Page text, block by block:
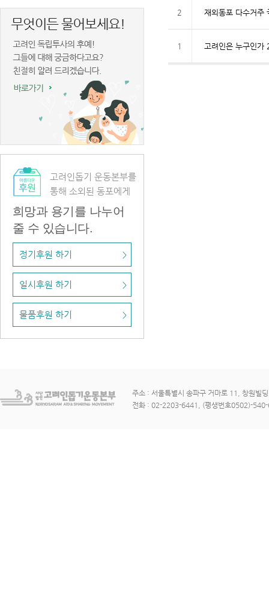
고려인돕기 운동본부를
통해 소외된 동포에게
희망과 용기를 나누어
줄 수 있습니다.
정기후원 하기 >
일시후원 하기 >
물품후원 하기 >
2 재외동포 다수거
1 고려인은 누구인
주소 : 서울특별시 송파구 거마로 11, 창원빌
전화 : 02-2203-6441, (평생번호0502)-